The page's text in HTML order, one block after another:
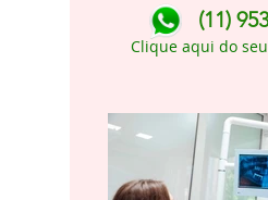
(11)
Clique aqui do